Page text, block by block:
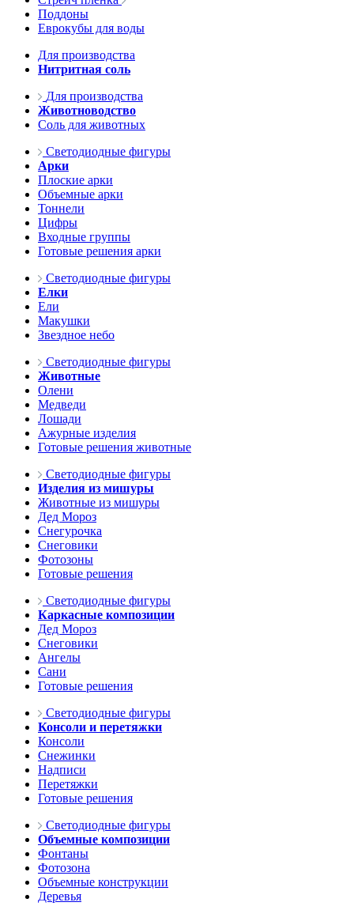
Поддоны
Еврокубы для воды
Для производства
Нитритная соль
Для производства
Животноводство
Соль для животных
Светодиодные фигуры
Арки
Плоские арки
Объемные арки
Тоннели
Цифры
Входные группы
Готовые решения арки
Светодиодные фигуры
Елки
Ели
Макушки
Звездное небо
Светодиодные фигуры
Животные
Олени
Медведи
Лошади
Ажурные изделия
Готовые решения животные
Светодиодные фигуры
Изделия из мишуры
Животные из мишуры
Дед Мороз
Снегурочка
Снеговики
Фотозоны
Готовые решения
Светодиодные фигуры
Каркасные композиции
Дед Мороз
Снеговики
Ангелы
Сани
Готовые решения
Светодиодные фигуры
Консоли и перетяжки
Консоли
Снежинки
Надписи
Перетяжки
Готовые решения
Светодиодные фигуры
Объемные композиции
Фонтаны
Фотозона
Объемные конструкции
Деревья